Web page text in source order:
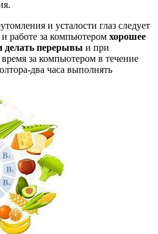
и усталости глаз следует
работе за компьютером хорошее
делать перерывы и при
за компьютером в течение
два часа выполнять